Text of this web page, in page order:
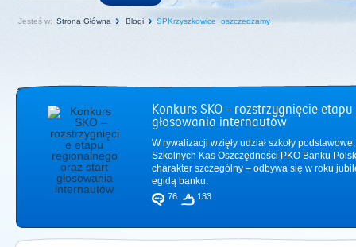
Jesteś w: Strona Główna Blogi SPKrzyszkowice_oszczedzamy
Konkurs SKO – rozstrzygnięcie
głosowania internautów
W rywalizacji wzięły udział szkoły
Szkolnych Kas Oszczędności PKO Banku
charakter szczególny – odbywa się w roku
egidą banku.
76 133